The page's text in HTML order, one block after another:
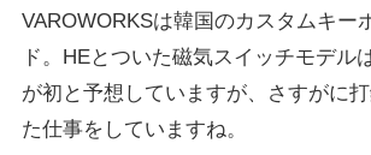
VAROWORKSは韓国のカスタムキー
ド。HEとついた磁気スイッチモデル
が初と予想していますが、さすがに
た仕事をしていますね。